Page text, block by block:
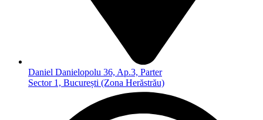
Daniel Danielopolu 36, Ap.3, Parter
Sector 1, București (Zona Herăstrău)